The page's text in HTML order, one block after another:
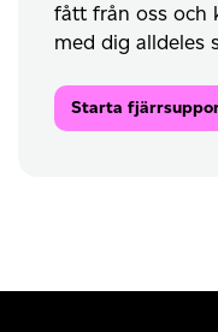
fått från oss och
med dig alldeles
Starta